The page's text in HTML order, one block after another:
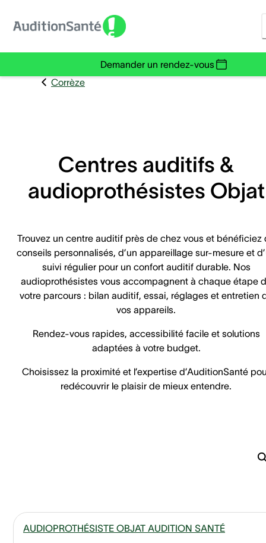
Demander un rendez-vous
Corrèze
Centres auditifs &
audioprothésistes Objat
Trouvez un centre auditif près de chez vous et bénéficiez
conseils personnalisés, d’un appareillage sur-mesure et
suivi régulier pour un confort auditif durable. Nos
audioprothésistes vous accompagnent à chaque étape
votre parcours : bilan auditif, essai, réglages et entretien
vos appareils.
Rendez-vous rapides, accessibilité facile et solutions
adaptées à votre budget.
Choisissez la proximité et l’expertise d’AuditionSanté
redécouvrir le plaisir de mieux entendre.
AUDIOPROTHÉSISTE OBJAT AUDITION SANTÉ